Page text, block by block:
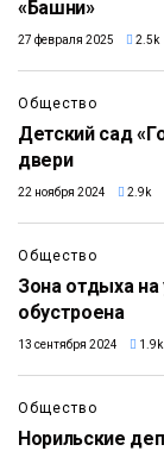
«Башни»
27 февраля 2025 2.5k
Общество
Детский сад
двери
22 ноября 2024 2.9k
Общество
Зона отдыха
обустроена
13 сентября 2024 1.9k
Общество
Норильские